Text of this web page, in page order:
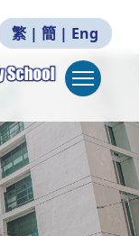
繁 | 簡 | Eng